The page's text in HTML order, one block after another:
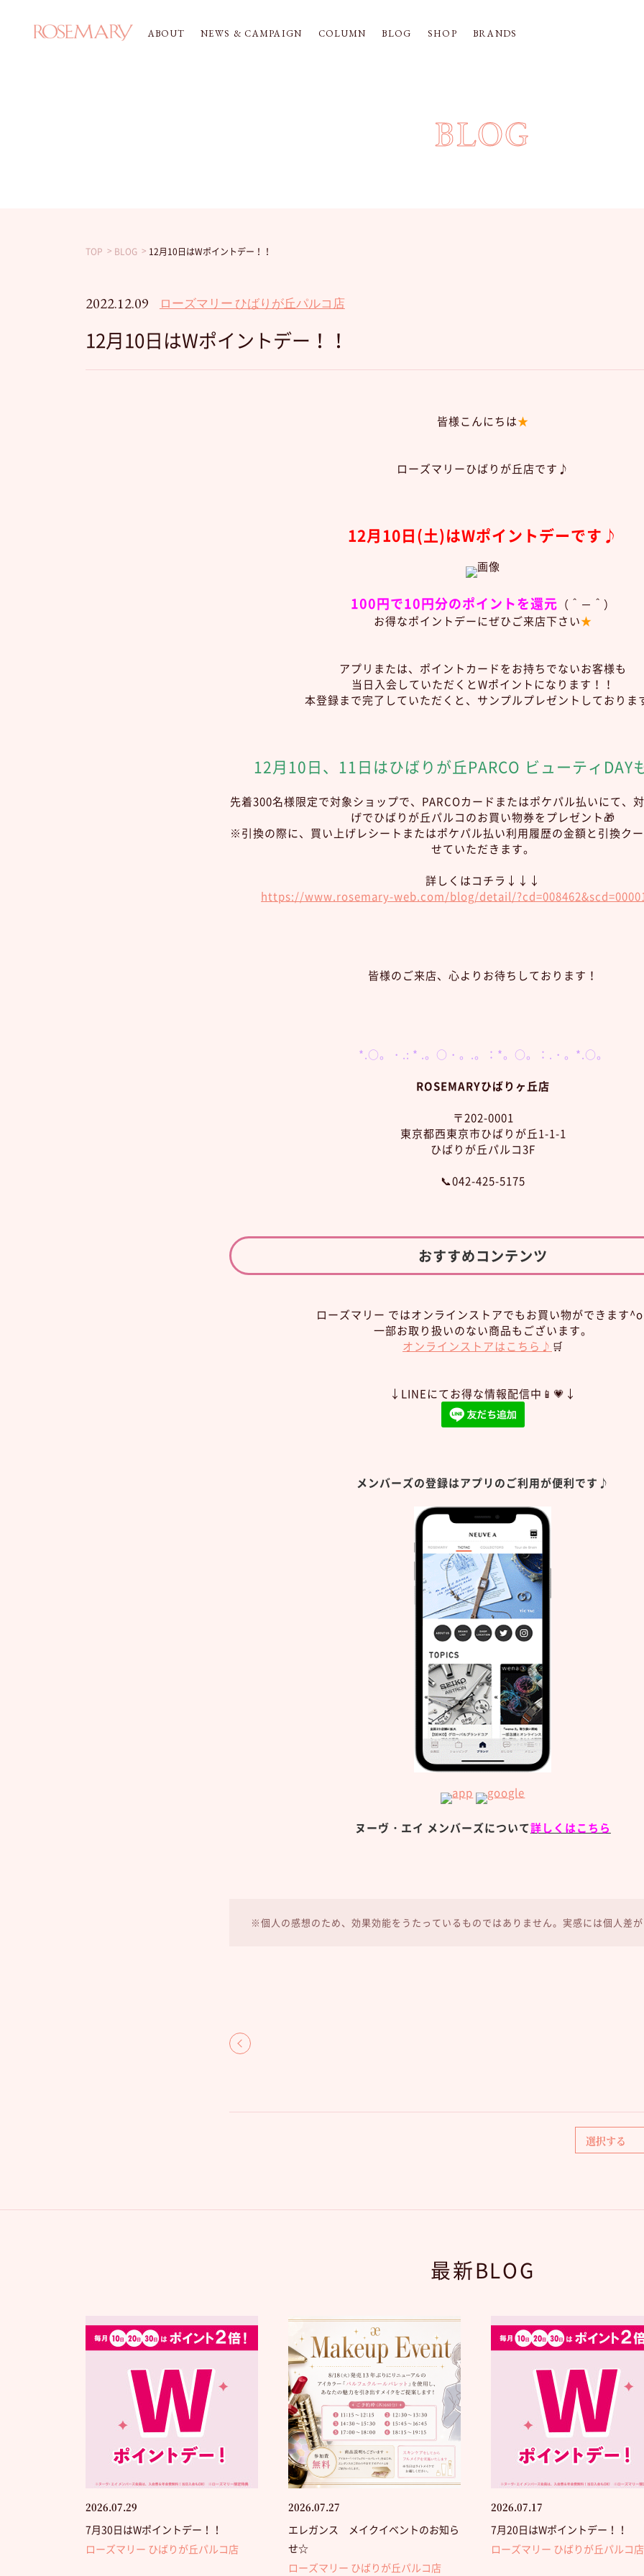
ABOUT NEWS & CAMPAIGN COLUMN BLOG SHOP BRANDS
BLOG
TOP BLOG 12月10日はWポイントデー！！
2022.12.09 ローズマリー ひばりが丘パルコ店
12月10日はWポイントデー！！
皆様こんにちは★
ローズマリーひばりが丘店です♪
12月10日(土)はWポイントデーです♪
100円で10円分のポイントを還元 （＾－＾）
お得なポイントデーにぜひご来店下さい★
アプリまたは、ポイントカードをお持ちでないお客様も
当日入会していただくとWポイントになります！！
本登録まで完了していただくと、サンプルプレゼントしており
12月10日、11日はひばりが丘PARCO ビューティDAY
先着300名様限定で対象ショップで、PARCOカードまたはポケパル払いにて、
げでひばりが丘パルコのお買い物券をプレゼント🎁
※引換の際に、買い上げレシートまたはポケパル払い利用履歴の金額と引換ク
せていただきます。
詳しくはコチラ↓↓↓
https://www.rosemary-web.com/blog/detail/
皆様のご来店、心よりお待ちしております！
*.○。・.: * .。○・。.。：*。○。：.・。*.○。
ROSEMARYひばりヶ丘店
〒202-0001
東京都西東京市ひばりが丘1-1-1
ひばりが丘パルコ3F
📞042-425-5175
おすすめコンテンツ
ローズマリー ではオンラインストアでもお買い物ができます
一部お取り扱いのない商品もございます。
オンラインストアはこちら♪ 🛒
↓LINEにてお得な情報配信中📱💗↓
メンバーズの登録はアプリのご利用が便利です♪
ヌーヴ・エイ メンバーズについて詳しくはこちら
※個人の感想のため、効果効能をうたっているものではありません。実感には個人差
最新BLOG
2026.07.29
7月30日はWポイントデー！！
ローズマリー ひばりが丘パルコ店
2026.07.27
エレガンス メイクイベントのお知ら
せ☆
ローズマリー ひばりが丘パルコ店
2026.07.17
7月20日はWポイントデー！！
ローズマリー ひばりが丘パルコ店